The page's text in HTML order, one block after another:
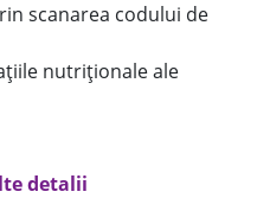
scanarea codului de
nutriționale ale
detalii